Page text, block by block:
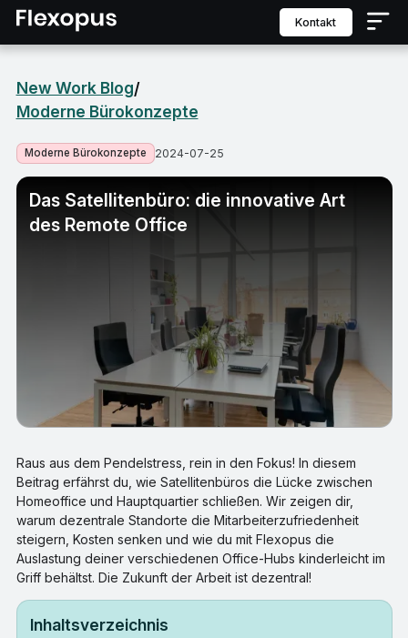
Kontakt
New Work Blog/
Moderne Bürokonzepte
Moderne Bürokonzepte 2024-07-25
Das Satellitenbüro: die innovative Art
des Remote Office
Raus aus dem Pendelstress, rein in den Fokus! In diesem
Beitrag erfährst du, wie Satellitenbüros die Lücke zwischen
Homeoffice und Hauptquartier schließen. Wir zeigen dir,
warum dezentrale Standorte die Mitarbeiterzufriedenheit
steigern, Kosten senken und wie du mit Flexopus die
Auslastung deiner verschiedenen Office-Hubs kinderleicht im
Griff behältst. Die Zukunft der Arbeit ist dezentral!
Inhaltsverzeichnis